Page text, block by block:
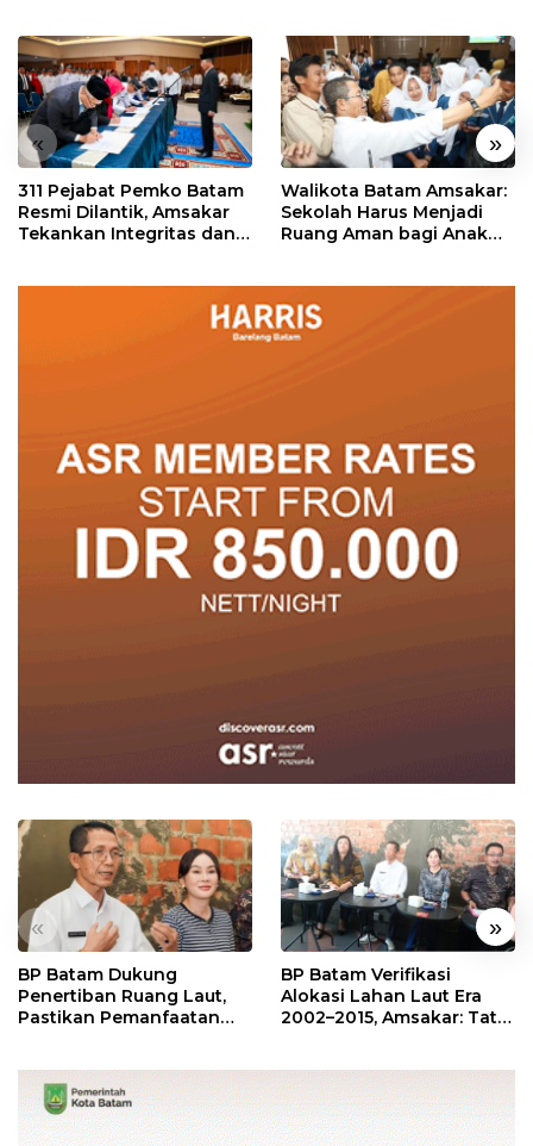
« »
311 Pejabat Pemko Batam
Resmi Dilantik, Amsakar
Tekankan Integritas dan
Walikota Batam Amsakar:
Sekolah Harus Menjadi
Ruang Aman bagi Anak
« »
BP Batam Dukung
Penertiban Ruang Laut,
Pastikan Pemanfaatan
BP Batam Verifikasi
Alokasi Lahan Laut Era
2002–2015, Amsakar: Tata